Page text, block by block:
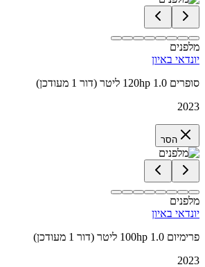
מלפנים
יונדאי באיון
סופרים 120hp 1.0 ליטר (דור 1 מעודכן)
2023
הסר
מלפנים
יונדאי באיון
פרימיום 100hp 1.0 ליטר (דור 1 מעודכן)
2023